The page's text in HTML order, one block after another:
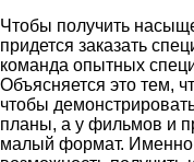
Чтобы получить
придется заказать
команда опытных
Объясняется это тем,
чтобы
планы, а у фильмов и
малый формат. Именно